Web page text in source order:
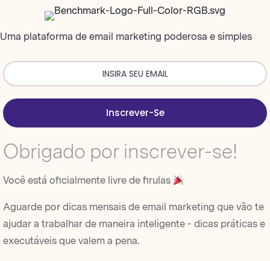
Uma plataforma de email marketing poderosa e simples
Inscrever-Se
Obrigado por inscrever-se!
Você está oficialmente livre de firulas
Aguarde por dicas mensais de email marketing que vão te
ajudar a trabalhar de maneira inteligente - dicas práticas e
executáveis que valem a pena.